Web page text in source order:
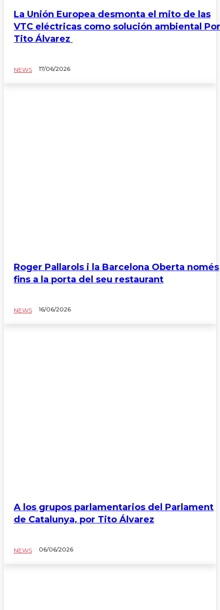
La Unión Europea desmonta el mito de las
VTC eléctricas como solución ambiental Por
Tito Álvarez
NEWS 17/06/2026
Roger Pallarols i la Barcelona Oberta només
fins a la porta del seu restaurant
NEWS 16/06/2026
A los grupos parlamentarios del Parlament
de Catalunya, por Tito Álvarez
NEWS 06/06/2026